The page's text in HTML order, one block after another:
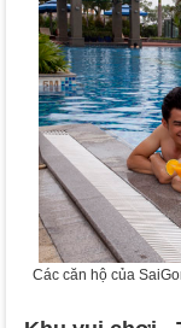
Các căn hộ của